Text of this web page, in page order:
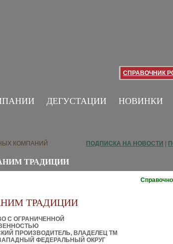
СПРАВОЧНИК
ДЕГУСТАЦИИ НОВИНКИ
КОМПАНИЙ ПОДПИСКА НА НОВОСТИ
ТРАДИЦИИ
ТРАДИЦИИ
С ОГРАНИЧЕННОЙ
ПРОИЗВОДИТЕЛЬ, ВЛАДЕЛЕЦ ТМ
ФЕДЕРАЛЬНЫЙ ОКРУГ